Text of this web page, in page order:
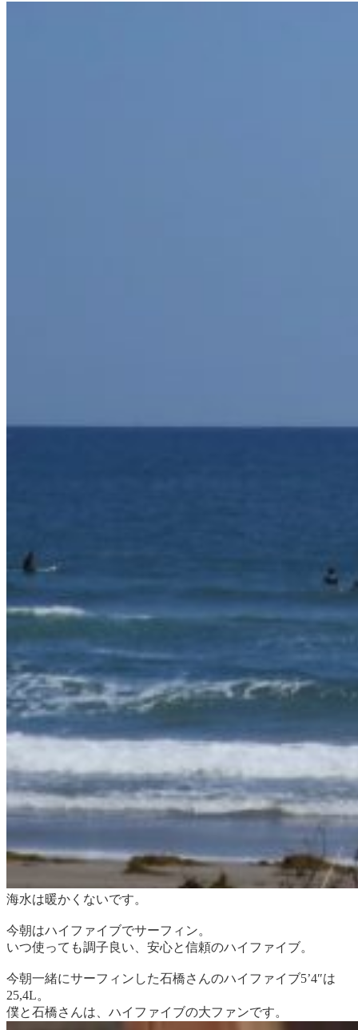
海水は暖かくないです。
今朝はハイファイブでサーフィン。
いつ使っても調子良い、安心と信頼のハイファイブ。
今朝一緒にサーフィンした石橋さんのハイファイブ5’4″は
25,4L。
僕と石橋さんは、ハイファイブの大ファンです。